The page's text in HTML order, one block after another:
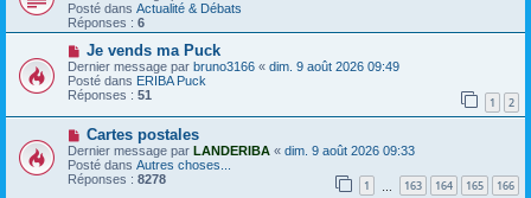
e
e
s
s
g
e
u
v
e
u
m
e
s
s
a
g
e
Posté dans Actualité & Débats
Réponses : 6
N
o
u
v
e
a
u
m
e
s
s
Je vends ma Puck
Dernier message par bruno3166 « dim. 9 août 2026 09:49
Posté dans ERIBA Puck
Réponses : 51 1 2
N
o
u
v
e
Cartes postales
Dernier message par LANDERIBA « dim. 9 août 2026 09:33
Posté dans Autres choses...
Réponses : 8278 1 163 164 165 166